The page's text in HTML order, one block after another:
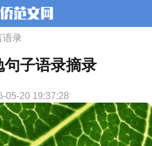
语录
句子语录摘录
05-20 19:37:28